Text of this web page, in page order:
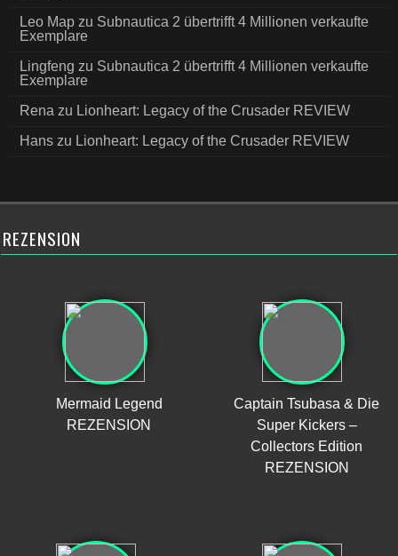
Leo Map zu Subnautica 2 übertrifft 4 Millionen verkaufte
Exemplare
Lingfeng zu Subnautica 2 übertrifft 4 Millionen verkaufte
Exemplare
Rena zu Lionheart: Legacy of the Crusader REVIEW
Hans zu Lionheart: Legacy of the Crusader REVIEW
REZENSION
Mermaid Legend
REZENSION
Captain Tsubasa & Die
Super Kickers –
Collectors Edition
REZENSION